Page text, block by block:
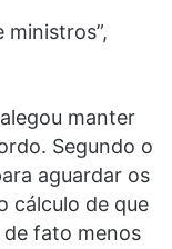
ministros”,
manter
Segundo o
aguardar os
cálculo de que
fato menos